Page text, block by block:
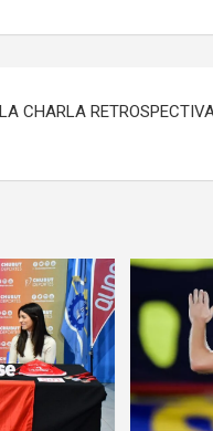
CHARLA